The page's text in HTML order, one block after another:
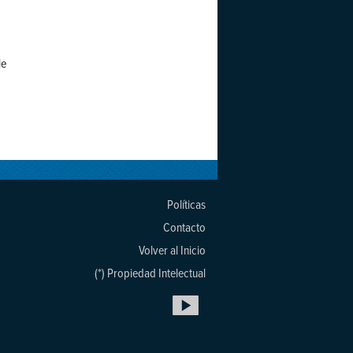
Políticas
Contacto
Volver al Inicio
(*) Propiedad Intelectual